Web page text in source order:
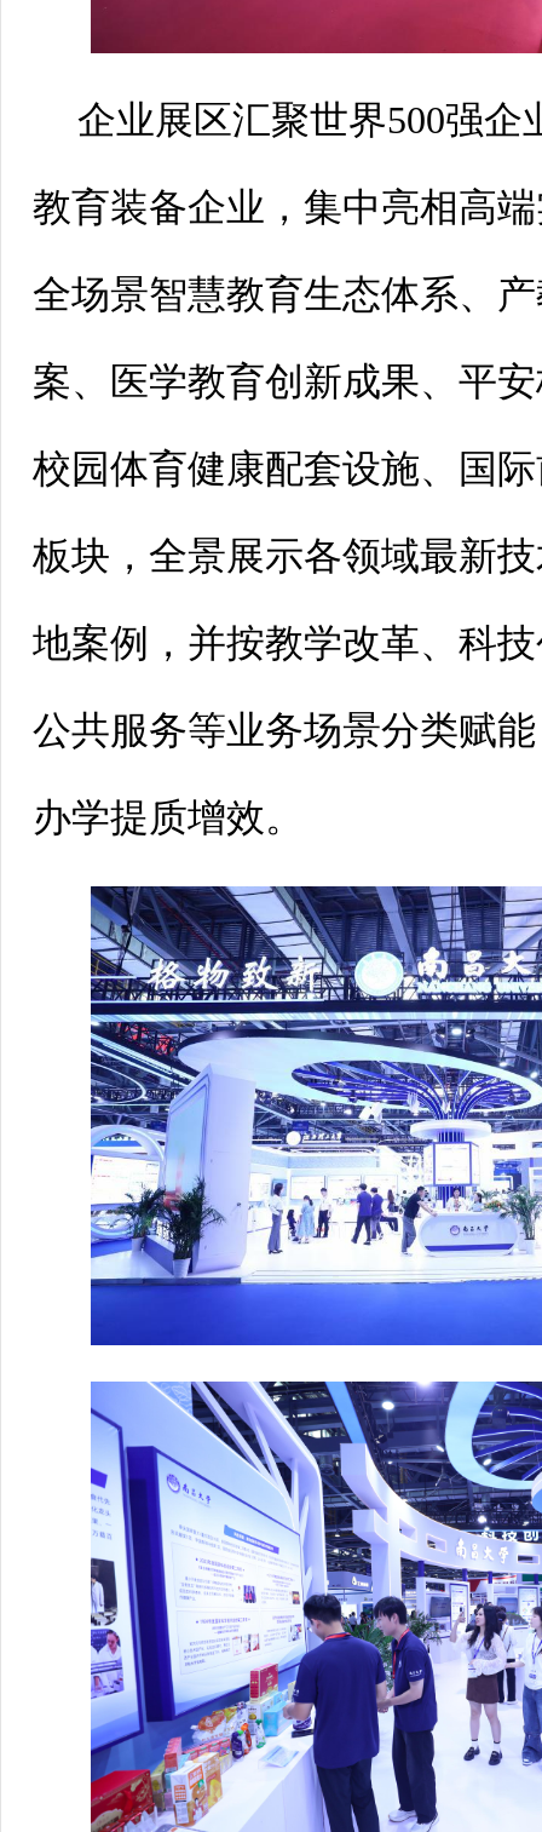
企业展区汇聚世界500强企
教育装备企业，集中亮相高
全场景智慧教育生态体系、
案、医学教育创新成果、平
校园体育健康配套设施、国
板块，全景展示各领域最新
地案例，并按教学改革、科
公共服务等业务场景分类赋
办学提质增效。